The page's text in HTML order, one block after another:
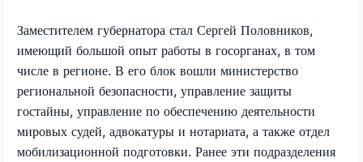
Заместителем губернатора стал Сергей Половников,
имеющий большой опыт работы в госорганах, в том
числе в регионе. В его блок вошли министерство
региональной безопасности, управление защиты
гостайны, управление по обеспечению деятельности
мировых судей, адвокатуры и нотариата, а также отдел
мобилизационной подготовки. Ранее эти подразделения